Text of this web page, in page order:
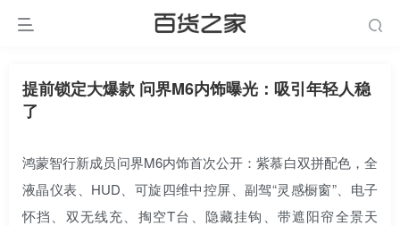
提前锁定大爆款 问界M6内饰曝光：吸引年轻人稳
了
鸿蒙智行新成员问界M6内饰首次公开：紫慕白双拼配色，全
液晶仪表、HUD、可旋四维中控屏、副驾“灵感橱窗”、电子
怀挡、双无线充、掏空T台、隐藏挂钩、带遮阳帘全景天